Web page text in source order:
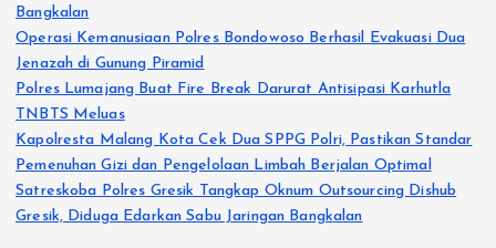
Bangkalan
Operasi Kemanusiaan Polres Bondowoso Berhasil Evakuasi Dua
Jenazah di Gunung Piramid
Polres Lumajang Buat Fire Break Darurat Antisipasi Karhutla
TNBTS Meluas
Kapolresta Malang Kota Cek Dua SPPG Polri, Pastikan Standar
Pemenuhan Gizi dan Pengelolaan Limbah Berjalan Optimal
Satreskoba Polres Gresik Tangkap Oknum Outsourcing Dishub
Gresik, Diduga Edarkan Sabu Jaringan Bangkalan